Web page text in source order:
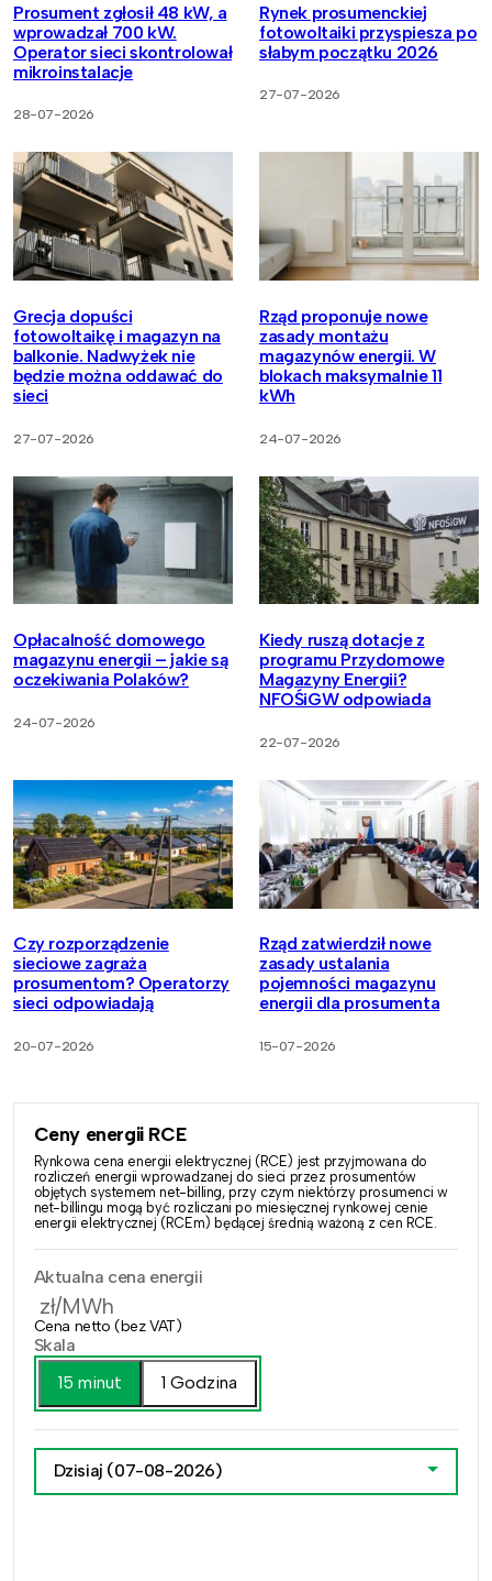
Prosument zgłosił 48 kW, a
wprowadzał 700 kW.
Operator sieci skontrolował
mikroinstalacje
28-07-2026
Rynek prosumenckiej
fotowoltaiki przyspiesza po
słabym początku 2026
27-07-2026
Grecja dopuści
fotowoltaikę i magazyn na
balkonie. Nadwyżek nie
będzie można oddawać do
sieci
27-07-2026
Rząd proponuje nowe
zasady montażu
magazynów energii. W
blokach maksymalnie 11
kWh
24-07-2026
Opłacalność domowego
magazynu energii – jakie są
oczekiwania Polaków?
24-07-2026
Kiedy ruszą dotacje z
programu Przydomowe
Magazyny Energii?
NFOŚiGW odpowiada
22-07-2026
Czy rozporządzenie
sieciowe zagraża
prosumentom? Operatorzy
sieci odpowiadają
20-07-2026
Rząd zatwierdził nowe
zasady ustalania
pojemności magazynu
energii dla prosumenta
15-07-2026
Ceny energii RCE
Rynkowa cena energii elektrycznej (RCE) jest przyjmowana do
rozliczeń energii wprowadzanej do sieci przez prosumentów
objętych systemem net-billing, przy czym niektórzy prosumenci w
net-billingu mogą być rozliczani po miesięcznej rynkowej cenie
energii elektrycznej (RCEm) będącej średnią ważoną z cen RCE.
Aktualna cena energii
zł/MWh
Cena netto (bez VAT)
Skala
15 minut
1 Godzina
Dzisiaj (07-08-2026)